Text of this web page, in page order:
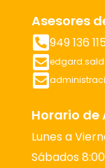
Asesores
949 136
Horario de
Lunes a
Sábados